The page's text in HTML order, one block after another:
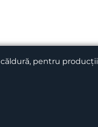
căldură, pentru producții